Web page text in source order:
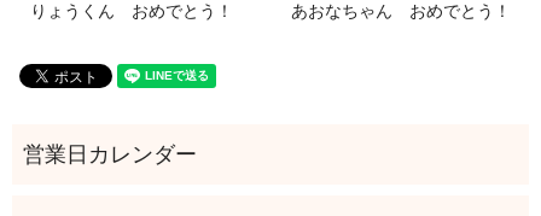
りょうくん おめでとう！ あおなちゃん おめでとう！